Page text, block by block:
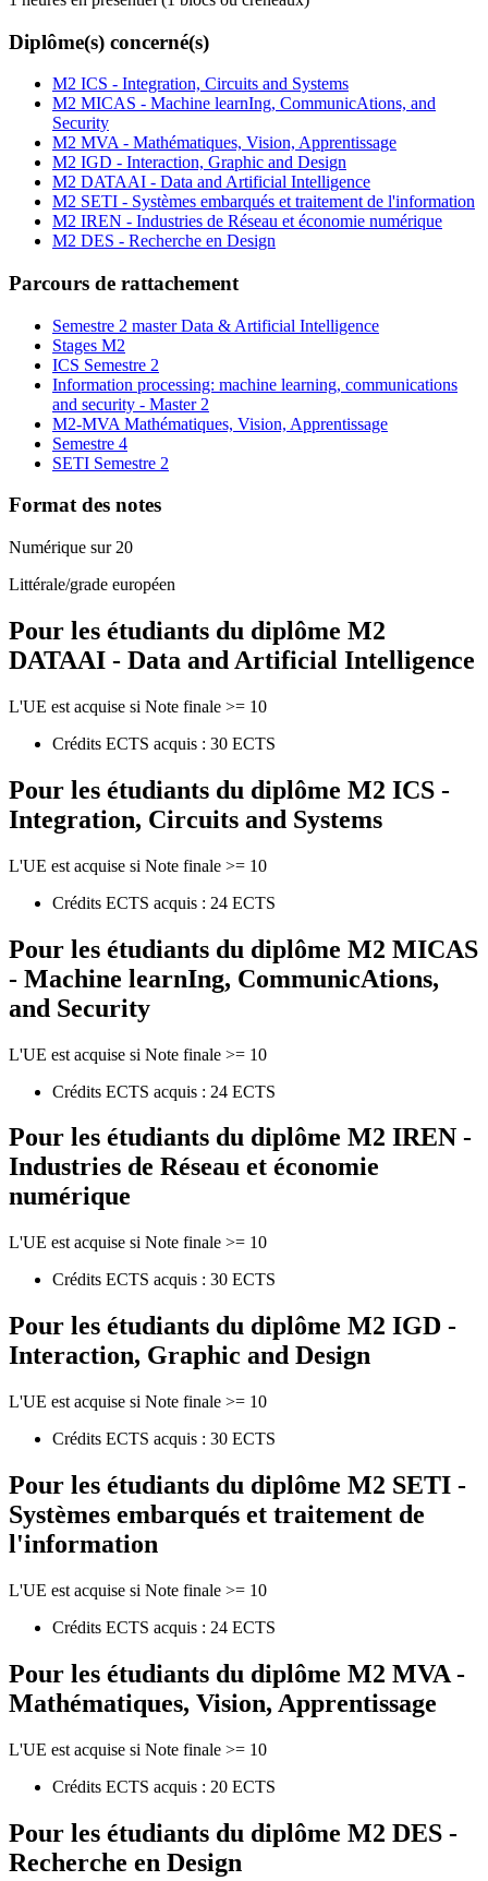
Diplôme(s) concerné(s)
M2 ICS - Integration, Circuits and Systems
M2 MICAS - Machine learnIng, CommunicAtions, and
Security
M2 MVA - Mathématiques, Vision, Apprentissage
M2 IGD - Interaction, Graphic and Design
M2 DATAAI - Data and Artificial Intelligence
M2 SETI - Systèmes embarqués et traitement de l'information
M2 IREN - Industries de Réseau et économie numérique
M2 DES - Recherche en Design
Parcours de rattachement
Semestre 2 master Data & Artificial Intelligence
Stages M2
ICS Semestre 2
Information processing: machine learning, communications
and security - Master 2
M2-MVA Mathématiques, Vision, Apprentissage
Semestre 4
SETI Semestre 2
Format des notes
Numérique sur 20
Littérale/grade européen
Pour les étudiants du diplôme M2
DATAAI - Data and Artificial Intelligence
L'UE est acquise si Note finale >= 10
Crédits ECTS acquis : 30 ECTS
Pour les étudiants du diplôme M2 ICS -
Integration, Circuits and Systems
L'UE est acquise si Note finale >= 10
Crédits ECTS acquis : 24 ECTS
Pour les étudiants du diplôme M2 MICAS
- Machine learnIng, CommunicAtions,
and Security
L'UE est acquise si Note finale >= 10
Crédits ECTS acquis : 24 ECTS
Pour les étudiants du diplôme M2 IREN -
Industries de Réseau et économie
numérique
L'UE est acquise si Note finale >= 10
Crédits ECTS acquis : 30 ECTS
Pour les étudiants du diplôme M2 IGD -
Interaction, Graphic and Design
L'UE est acquise si Note finale >= 10
Crédits ECTS acquis : 30 ECTS
Pour les étudiants du diplôme M2 SETI -
Systèmes embarqués et traitement de
l'information
L'UE est acquise si Note finale >= 10
Crédits ECTS acquis : 24 ECTS
Pour les étudiants du diplôme M2 MVA -
Mathématiques, Vision, Apprentissage
L'UE est acquise si Note finale >= 10
Crédits ECTS acquis : 20 ECTS
Pour les étudiants du diplôme M2 DES -
Recherche en Design